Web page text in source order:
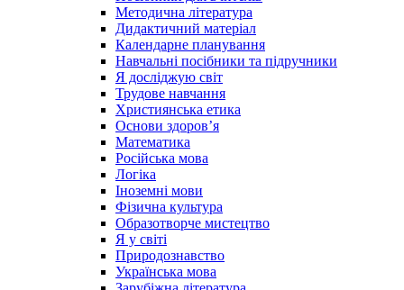
Методична література
Дидактичний матеріал
Календарне планування
Навчальні посібники та підручники
Я досліджую світ
Трудове навчання
Християнська етика
Основи здоров’я
Математика
Російська мова
Логіка
Іноземні мови
Фізична культура
Образотворче мистецтво
Я у світі
Природознавство
Українська мова